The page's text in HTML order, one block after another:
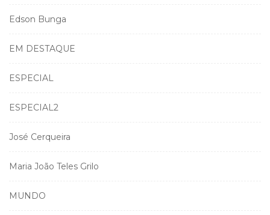
Edson Bunga
EM DESTAQUE
ESPECIAL
ESPECIAL2
José Cerqueira
Maria João Teles Grilo
MUNDO